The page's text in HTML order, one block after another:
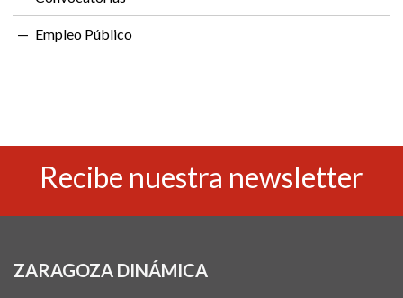
Empleo Público
Recibe nuestra newsletter
ZARAGOZA DINÁMICA